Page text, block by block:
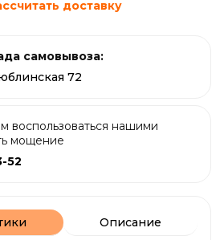
доставку
самовывоза:
72
воспользоваться нашими
мощение
52
Описание